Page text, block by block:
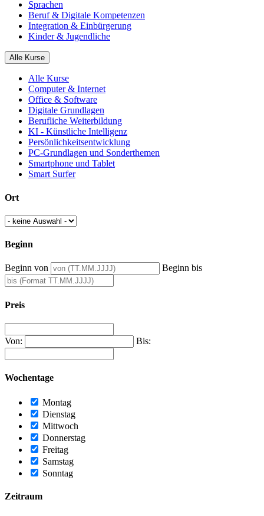
Sprachen
Beruf & Digitale Kompetenzen
Integration & Einbürgerung
Kinder & Jugendliche
Alle Kurse
Alle Kurse
Computer & Internet
Office & Software
Digitale Grundlagen
Berufliche Weiterbildung
KI - Künstliche Intelligenz
Persönlichkeitsentwicklung
PC-Grundlagen und Sonderthemen
Smartphone und Tablet
Smart Surfer
Ort
Beginn
Beginn von Beginn bis
Preis
Von: Bis:
Wochentage
Montag
Dienstag
Mittwoch
Donnerstag
Freitag
Samstag
Sonntag
Zeitraum